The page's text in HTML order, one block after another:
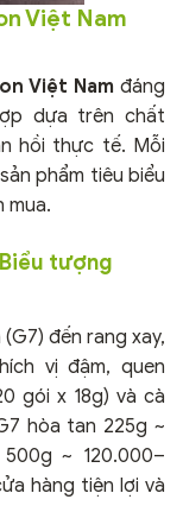
Việt Nam
Việt Nam đáng
dựa trên chất
hồi thực tế. Mỗi
phẩm tiêu biểu
mua.
tượng
đến rang xay,
vị đậm, quen
gói x 18g) và cà
hòa tan 225g ~
~ 120.000–
hàng tiện lợi và